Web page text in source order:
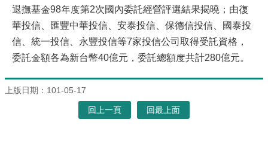
退撫基金98年度第2次國內委託經營評選結果揭曉；由復
華投信、匯豐中華投信、安泰投信、保德信投信、國泰投
信、統一投信、永豐投信等7家投信公司取得受託資格，
委託金額各為新台幣40億元，委託總額度共計280億元。
上版日期：101-05-17
回上一頁 回最上面